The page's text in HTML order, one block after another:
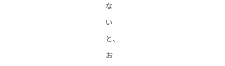
な
い
と、
お